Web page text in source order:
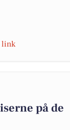
link
på de